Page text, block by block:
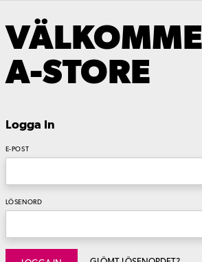
A-STORE
Logga In
E-POST
LÖSENORD